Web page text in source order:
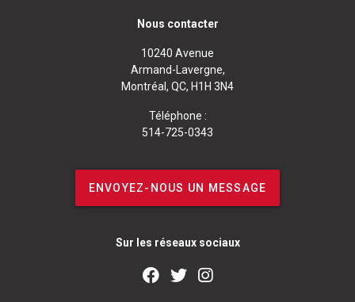
Nous contacter
10240 Avenue
Armand-Lavergne,
Montréal, QC, H1H 3N4
Téléphone :
514-725-0343
ENVOYEZ-NOUS UN MESSAGE
Sur les réseaux sociaux